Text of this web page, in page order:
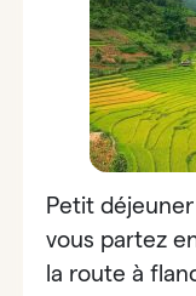
Petit
vous partez
la route à